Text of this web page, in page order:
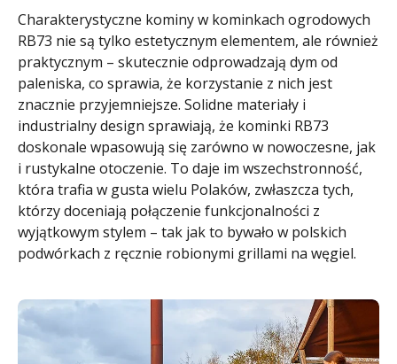
Charakterystyczne kominy w kominkach ogrodowych
RB73 nie są tylko estetycznym elementem, ale również
praktycznym – skutecznie odprowadzają dym od
paleniska, co sprawia, że korzystanie z nich jest
znacznie przyjemniejsze. Solidne materiały i
industrialny design sprawiają, że kominki RB73
doskonale wpasowują się zarówno w nowoczesne, jak
i rustykalne otoczenie. To daje im wszechstronność,
która trafia w gusta wielu Polaków, zwłaszcza tych,
którzy doceniają połączenie funkcjonalności z
wyjątkowym stylem – tak jak to bywało w polskich
podwórkach z ręcznie robionymi grillami na węgiel.